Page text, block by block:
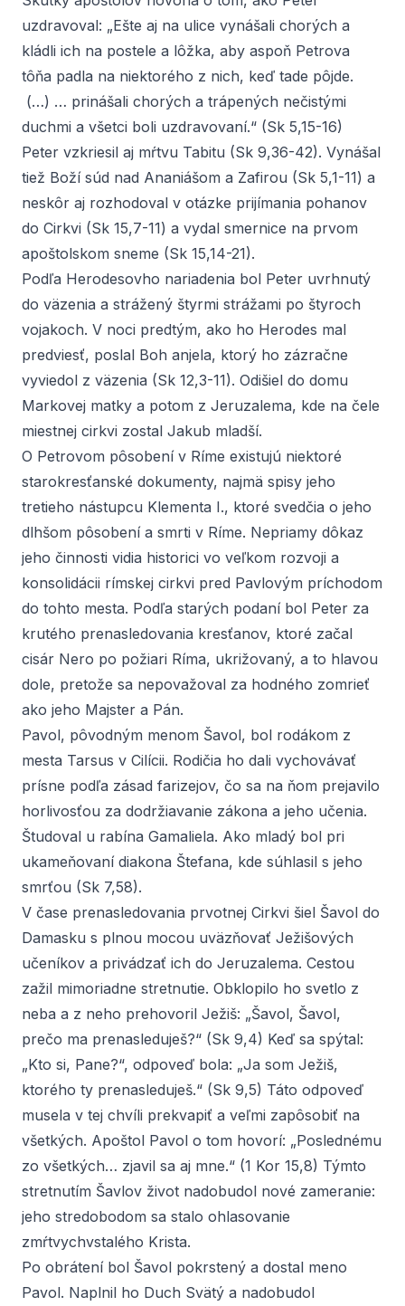
uzdravoval: „Ešte aj na ulice vynášali chorých a
kládli ich na postele a lôžka, aby aspoň Petrova
tôňa padla na niektorého z nich, keď tade pôjde.
(…) … prinášali chorých a trápených nečistými
duchmi a všetci boli uzdravovaní.“ (Sk 5,15-16)
Peter vzkriesil aj mŕtvu Tabitu (Sk 9,36-42). Vynášal
tiež Boží súd nad Ananiášom a Zafirou (Sk 5,1-11) a
neskôr aj rozhodoval v otázke prijímania pohanov
do Cirkvi (Sk 15,7-11) a vydal smernice na prvom
apoštolskom sneme (Sk 15,14-21).
Podľa Herodesovho nariadenia bol Peter uvrhnutý
do väzenia a strážený štyrmi strážami po štyroch
vojakoch. V noci predtým, ako ho Herodes mal
predviesť, poslal Boh anjela, ktorý ho zázračne
vyviedol z väzenia (Sk 12,3-11). Odišiel do domu
Markovej matky a potom z Jeruzalema, kde na čele
miestnej cirkvi zostal Jakub mladší.
O Petrovom pôsobení v Ríme existujú niektoré
starokresťanské dokumenty, najmä spisy jeho
tretieho nástupcu Klementa I., ktoré svedčia o jeho
dlhšom pôsobení a smrti v Ríme. Nepriamy dôkaz
jeho činnosti vidia historici vo veľkom rozvoji a
konsolidácii rímskej cirkvi pred Pavlovým príchodom
do tohto mesta. Podľa starých podaní bol Peter za
krutého prenasledovania kresťanov, ktoré začal
cisár Nero po požiari Ríma, ukrižovaný, a to hlavou
dole, pretože sa nepovažoval za hodného zomrieť
ako jeho Majster a Pán.
Pavol, pôvodným menom Šavol, bol rodákom z
mesta Tarsus v Cilícii. Rodičia ho dali vychovávať
prísne podľa zásad farizejov, čo sa na ňom prejavilo
horlivosťou za dodržiavanie zákona a jeho učenia.
Študoval u rabína Gamaliela. Ako mladý bol pri
ukameňovaní diakona Štefana, kde súhlasil s jeho
smrťou (Sk 7,58).
V čase prenasledovania prvotnej Cirkvi šiel Šavol do
Damasku s plnou mocou uväzňovať Ježišových
učeníkov a privádzať ich do Jeruzalema. Cestou
zažil mimoriadne stretnutie. Obklopilo ho svetlo z
neba a z neho prehovoril Ježiš: „Šavol, Šavol,
prečo ma prenasleduješ?“ (Sk 9,4) Keď sa spýtal:
„Kto si, Pane?“, odpoveď bola: „Ja som Ježiš,
ktorého ty prenasleduješ.“ (Sk 9,5) Táto odpoveď
musela v tej chvíli prekvapiť a veľmi zapôsobiť na
všetkých. Apoštol Pavol o tom hovorí: „Poslednému
zo všetkých… zjavil sa aj mne.“ (1 Kor 15,8) Týmto
stretnutím Šavlov život nadobudol nové zameranie:
jeho stredobodom sa stalo ohlasovanie
zmŕtvychvstalého Krista.
Po obrátení bol Šavol pokrstený a dostal meno
Pavol. Naplnil ho Duch Svätý a nadobudol